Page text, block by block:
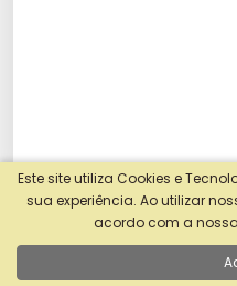
ANTERIOR
Este site utiliza Cookies e
sua experiência. Ao utilizar
acordo com a nossa